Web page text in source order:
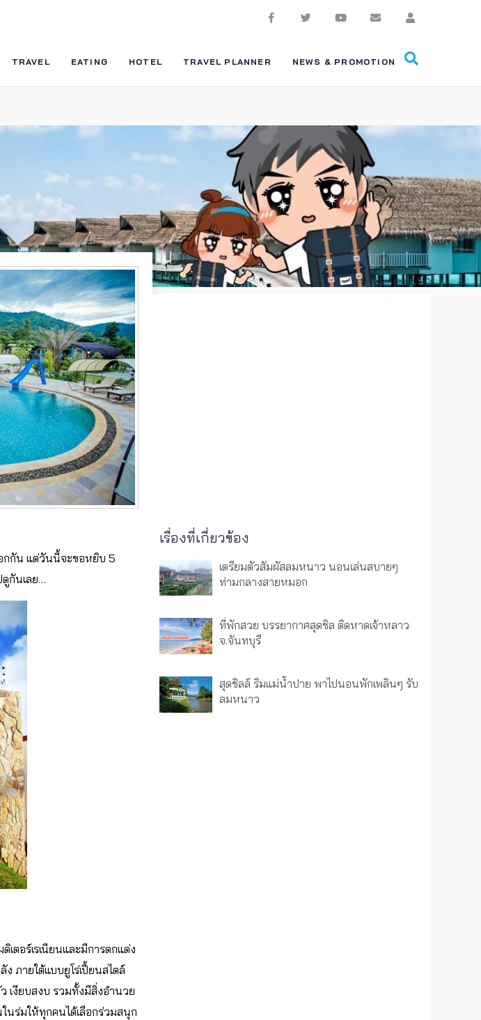
TRAVEL EATING HOTEL TRAVEL PLANNER NEWS & PROMOTION
กกัน แต่วันนี้จะขอหยิบ 5
กันเลย…
ตอร์เรเนียนและมีการตกแต่ง
ภายใต้แบบยูโร่เปี้ยนสไตล์
เงียบสงบ รวมทั้งมีสิ่งอำนวย
นร่มให้ทุกคนได้เลือกร่วมสนุก
เรื่องที่เกี่ยวข้อง
เตรียมตัวสัมผัสลมหนาว นอนเล่นสบายๆ
ท่ามกลางสายหมอก
ที่พักสวย บรรยากาศสุดชิล ติดหาดเจ้าหลาว
จ.จันทบุรี
สุดชิลล์ ริมแม่น้ำปาย พาไปนอนพักเพลินๆ รับ
ลมหนาว